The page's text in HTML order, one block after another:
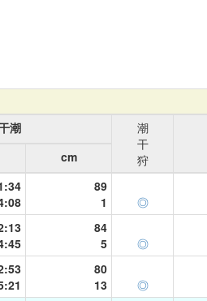
潮
潮
干
狩
cm
89
1
◎
84
5
◎
80
13
◎